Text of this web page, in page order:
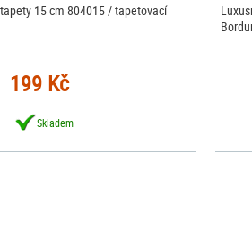
15 cm 804015 / tapetovací
199 Kč
Skladem